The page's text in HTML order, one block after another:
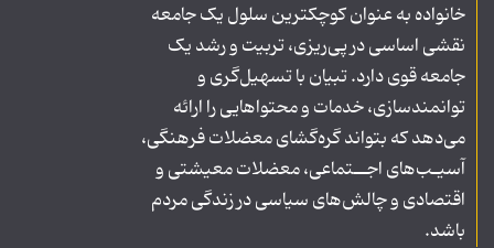
خانواده به عنوان کوچکترین سلول یک جامعه
نقشی اساسی در پی‌ریزی، تربیت و رشد یک
جامعه قوی دارد. تبیان با تسهیل‌گری و
توانمندسازی، خدمات و محتواهایی را ارائه
می‌دهد که بتواند گره‌گشای معضلات فرهنگی،
آسیـب‌های اجــتماعی، معضلات معیشتی و
اقتصادی و چالش‌های سیاسی در زندگی مردم
باشد.